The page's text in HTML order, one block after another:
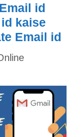
id
kaise
Email id